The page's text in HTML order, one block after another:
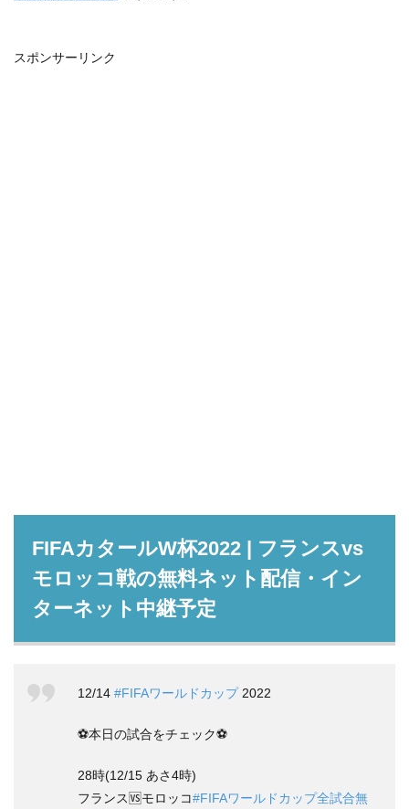
スポンサーリンク
FIFAカタールW杯2022 | フランスvs
モロッコ戦の無料ネット配信・イン
ターネット中継予定
12/14 #FIFAワールドカップ2022
⚽本日の試合をチェック⚽
28時(12/15 あさ4時)
フランス🆚モロッコ#FIFAワールドカップ全試合無